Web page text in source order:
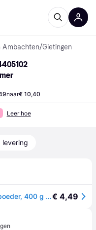
Ambachten/Gietingen
naar€ 10,40
Leer hoe
levering
Rayher Raysin 200 34405102 gietpoeder, 400 g emmer, gietmassa wit, reliëfgietpoeder, luchthardend en reukloos€ 4,49